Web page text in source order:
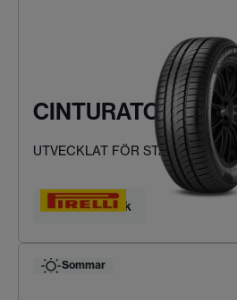
CINTURATO P1
UTVECKLAT FÖR STADSKÖRNING
Hitta ditt däck
Sommar